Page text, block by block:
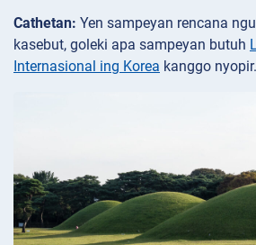
Cathetan: Yen sampeyan rencana
kasebut, goleki apa sampeyan butuh
Internasional ing Korea kanggo nyopir.